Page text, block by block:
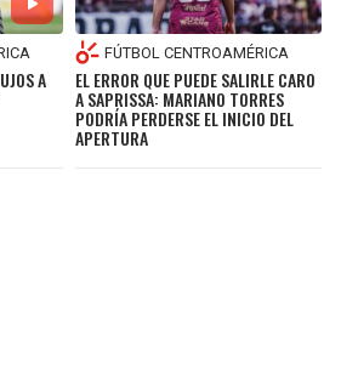
A
FÚTBOL CENTROAMÉRICA
EL ERROR QUE PUEDE SALIRLE CARO
A SAPRISSA: MARIANO TORRES
PODRÍA PERDERSE EL INICIO DEL
APERTURA